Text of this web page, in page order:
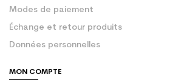
Modes de paiement
Échange et retour produits
Données personnelles
MON COMPTE